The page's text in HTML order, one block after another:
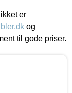
er
og
til gode priser.